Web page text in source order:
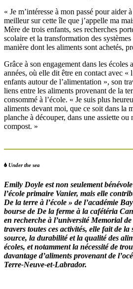
« Je m’intéresse à mon passé pour aider
meilleur sur cette île que j’appelle ma
Mère de trois enfants, ses recherches
scolaire et la transformation des
manière dont les aliments sont achetés,
Grâce à son engagement dans les écoles
années, où elle dit être en contact avec «
enfants autour de l’alimentation », son
liens entre les aliments provenant de la
consommé à l’école. « Je suis plus
aliments devant moi, que ce soit dans la
planche à découper, dans une assiette ou
compost. »
Under the sea
Emily Doyle est non seulement bénévole
l’école primaire Vanier, mais elle
De la terre à l’école » de l’académie
bourse de De la ferme à la cafétéria
en recherche à l’université Memorial
travers toutes ces activités, elle fait de
source, la durabilité et la qualité des
écoles, et notamment la nécessité de
davantage d’aliments provenant de
Terre-Neuve-et-Labrador.